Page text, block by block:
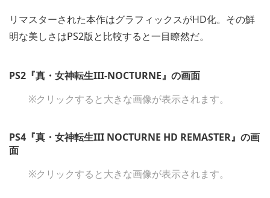
リマスターされた本作はグラフィックスがHD化。その鮮
明な美しさはPS2版と比較すると一目瞭然だ。
PS2『真・女神転生III-NOCTURNE』の画面
※クリックすると大きな画像が表示されます。
PS4『真・女神転生III NOCTURNE HD REMASTER』の画
面
※クリックすると大きな画像が表示されます。